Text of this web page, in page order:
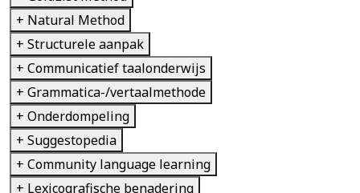
+ Natural Method
+ Structurele aanpak
+ Communicatief taalonderwijs
+ Grammatica-/vertaalmethode
+ Onderdompeling
+ Suggestopedia
+ Community language learning
+ Lexicografische benadering